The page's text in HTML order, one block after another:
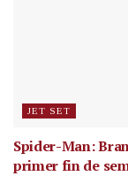
JET SET
Spider-Man:
primer fin de